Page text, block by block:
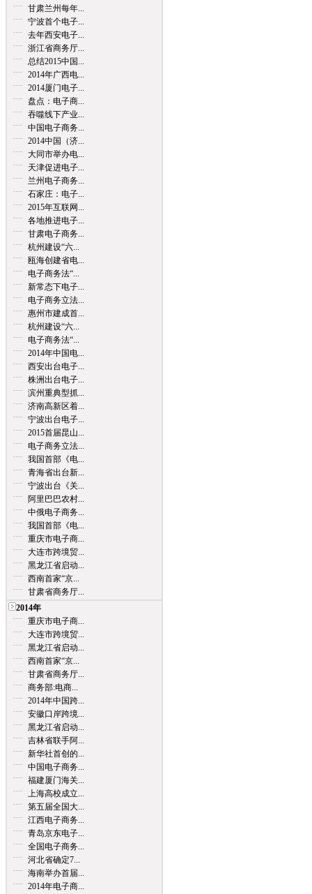
甘肃兰州每年...
宁波首个电子...
去年西安电子...
浙江省商务厅...
总结2015中国...
2014年广西电...
2014厦门电子...
盘点：电子商...
吞噬线下产业...
中国电子商务...
2014中国（济...
大同市举办电...
天津促进电子...
兰州电子商务...
石家庄：电子...
2015年互联网...
各地推进电子...
甘肃电子商务...
杭州建设“六...
瓯海创建省电...
电子商务法“...
新常态下电子...
电子商务立法...
惠州市建成首...
杭州建设“六...
电子商务法“...
2014年中国电...
西安出台电子...
株洲出台电子...
滨州重典型抓...
济南高新区着...
宁波出台电子...
2015首届昆山...
电子商务立法...
我国首部《电...
青海省出台新...
宁波出台《关...
阿里巴巴农村...
中俄电子商务...
我国首部《电...
重庆市电子商...
大连市跨境贸...
黑龙江省启动...
西南首家“京...
甘肃省商务厅...
2014年
重庆市电子商...
大连市跨境贸...
黑龙江省启动...
西南首家“京...
甘肃省商务厅...
商务部:电商...
2014年中国跨...
安徽口岸跨境...
黑龙江省启动...
吉林省联手阿...
新华社首创的...
中国电子商务...
福建厦门海关...
上海高校成立...
第五届全国大...
江西电子商务...
青岛京东电子...
全国电子商务...
河北省确定7...
海南举办首届...
2014年电子商...